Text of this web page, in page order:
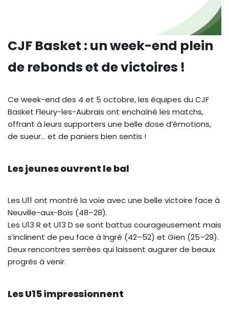
CJF Basket : un week-end plein
de rebonds et de victoires !
Ce week-end des 4 et 5 octobre, les équipes du CJF
Basket Fleury-les-Aubrais ont enchaîné les matchs,
offrant à leurs supporters une belle dose d’émotions,
de sueur… et de paniers bien sentis !
Les jeunes ouvrent le bal
Les U11 ont montré la voie avec une belle victoire face à
Neuville-aux-Bois (48–28).
Les U13 R et U13 D se sont battus courageusement mais
s’inclinent de peu face à Ingré (42–52) et Gien (25–29).
Deux rencontres serrées qui laissent augurer de beaux
progrès à venir.
Les U15 impressionnent